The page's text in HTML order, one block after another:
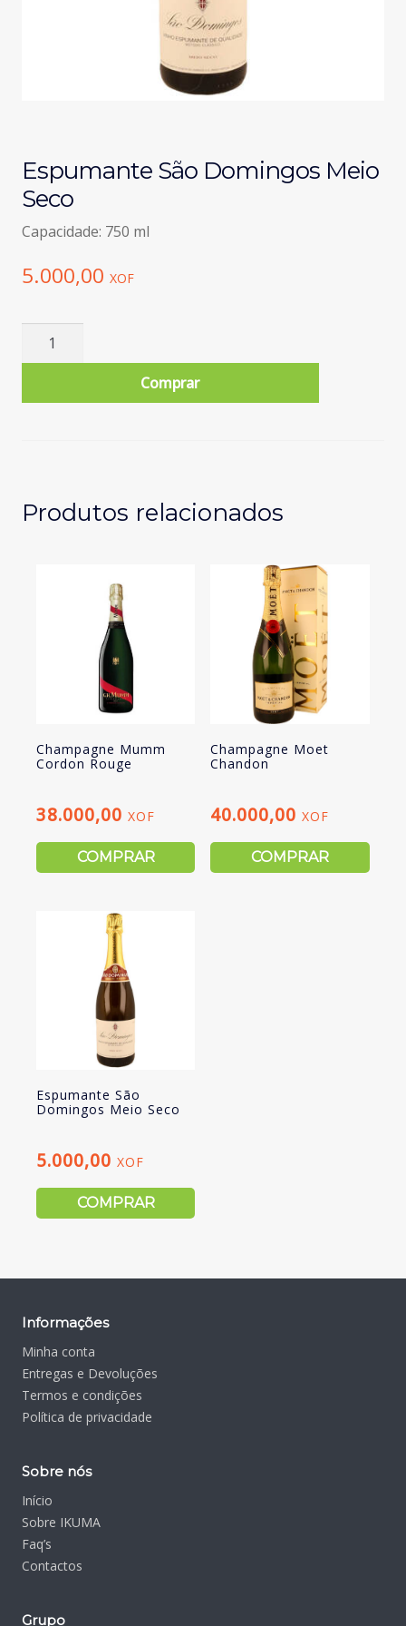
Espumante São Domingos Meio
Seco
Capacidade: 750 ml
5.000,00 XOF
Quantidade
São
Comprar
Produtos relacionados
Champagne Mumm
Cordon Rouge
38.000,00 XOF
COMPRAR
Champagne Moet
Chandon
40.000,00XOF
COMPRAR
Espumante São
Domingos Meio Seco
5.000,00 XOF
COMPRAR
Informações
Minha conta
Entregas e Devoluções
Termos e condições
Política de privacidade
Sobre nós
Início
Sobre IKUMA
Faq’s
Contactos
Grupo